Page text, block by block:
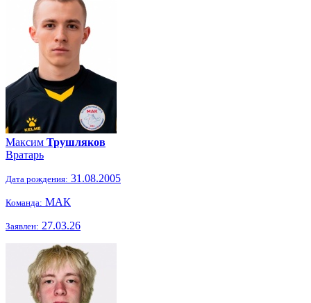
Максим Трушляков
Вратарь
Дата рождения: 31.08.2005
Команда: МАК
Заявлен: 27.03.26